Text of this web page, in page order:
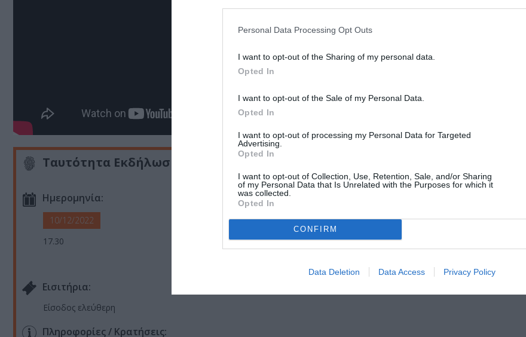
Personal Data Processing Opt Outs
I want to opt-out of the Sharing of my personal data.
Opted In
I want to opt-out of the Sale of my Personal Data.
Opted In
I want to opt-out of processing my Personal Data for Targeted
Advertising.
Opted In
I want to opt-out of Collection, Use, Retention, Sale, and/or Sharing
of my Personal Data that Is Unrelated with the Purposes for which it
was collected.
Opted In
CONFIRM
Data Deletion Data Access Privacy Policy
Ταυτότητα Εκδήλωσης
Ημερομηνία:
10/12/2022
17.30
Ταινιοθήκη της Ελλάδος, Ιερά Οδός 48 &
134-136, Αθήνα
Eισιτήρια:
Είσοδος ελεύθερη
Πληροφορίες / Κρατήσεις: